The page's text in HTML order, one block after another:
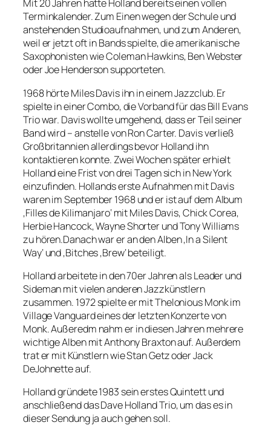
Mit 20 Jahren hatte Holland bereits einen vollen
Terminkalender. Zum Einen wegen der Schule und
anstehenden Studioaufnahmen, und zum Anderen,
weil er jetzt oft in Bands spielte, die amerikanische
Saxophonisten wie Coleman Hawkins, Ben Webster
oder Joe Henderson supporteten.
1968 hörte Miles Davis ihn in einem Jazzclub. Er
spielte in einer Combo, die Vorband für das Bill Evans
Trio war. Davis wollte umgehend, dass er Teil seiner
Band wird – anstelle von Ron Carter. Davis verließ
Großbritannien allerdings bevor Holland ihn
kontaktieren konnte. Zwei Wochen später erhielt
Holland eine Frist von drei Tagen sich in New York
einzufinden. Hollands erste Aufnahmen mit Davis
waren im September 1968 und er ist auf dem Album
‚Filles de Kilimanjaro‘ mit Miles Davis, Chick Corea,
Herbie Hancock, Wayne Shorter und Tony Williams
zu hören.Danach war er an den Alben ‚In a Silent
Way‘ und ‚Bitches ‚Brew‘ beteiligt.
Holland arbeitete in den 70er Jahren als Leader und
Sideman mit vielen anderen Jazzkünstlern
zusammen. 1972 spielte er mit Thelonious Monk im
Village Vanguard eines der letzten Konzerte von
Monk. Außeredm nahm er in diesen Jahren mehrere
wichtige Alben mit Anthony Braxton auf. Außerdem
trat er mit Künstlern wie Stan Getz oder Jack
DeJohnette auf.
Holland gründete 1983 sein erstes Quintett und
anschließend das Dave Holland Trio, um das es in
dieser Sendung ja auch gehen soll.